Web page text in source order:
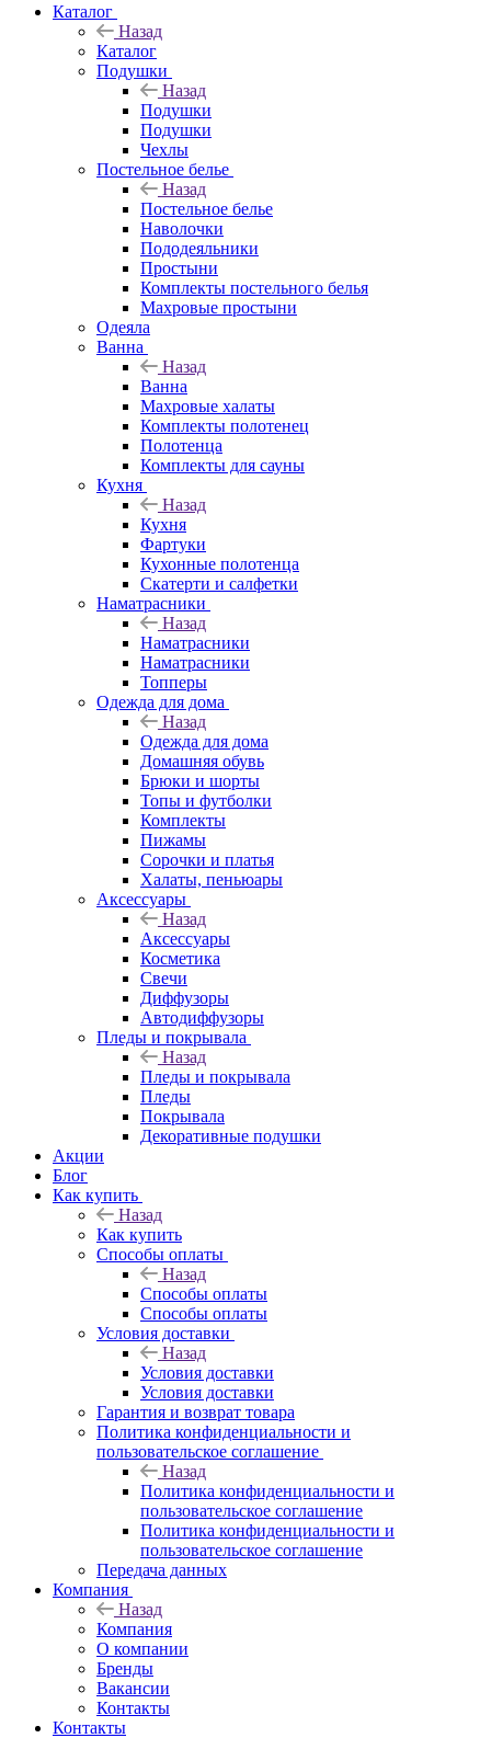
Каталог
Назад
Каталог
Подушки
Назад
Подушки
Подушки
Чехлы
Постельное белье
Назад
Постельное белье
Наволочки
Пододеяльники
Простыни
Комплекты постельного белья
Махровые простыни
Одеяла
Ванна
Назад
Ванна
Махровые халаты
Комплекты полотенец
Полотенца
Комплекты для сауны
Кухня
Назад
Кухня
Фартуки
Кухонные полотенца
Скатерти и салфетки
Наматрасники
Назад
Наматрасники
Наматрасники
Топперы
Одежда для дома
Назад
Одежда для дома
Домашняя обувь
Брюки и шорты
Топы и футболки
Комплекты
Пижамы
Сорочки и платья
Халаты, пеньюары
Аксессуары
Назад
Аксессуары
Косметика
Свечи
Диффузоры
Автодиффузоры
Пледы и покрывала
Назад
Пледы и покрывала
Пледы
Покрывала
Декоративные подушки
Акции
Блог
Как купить
Назад
Как купить
Способы оплаты
Назад
Способы оплаты
Способы оплаты
Условия доставки
Назад
Условия доставки
Условия доставки
Гарантия и возврат товара
Политика конфиденциальности и
пользовательское соглашение
Назад
Политика конфиденциальности и
пользовательское соглашение
Политика конфиденциальности и
пользовательское соглашение
Передача данных
Компания
Назад
Компания
О компании
Бренды
Вакансии
Контакты
Контакты